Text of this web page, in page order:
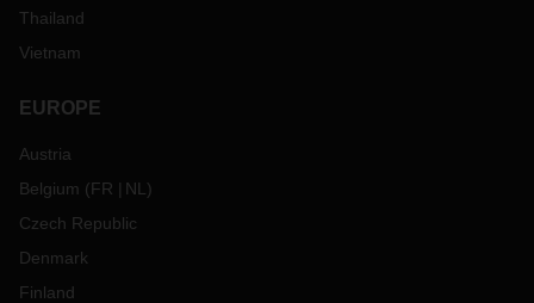
Thailand
Vietnam
EUROPE
Austria
Belgium (FR NL )
Czech Republic
Denmark
Finland